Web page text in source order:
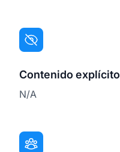
Contenido explícito
N/A